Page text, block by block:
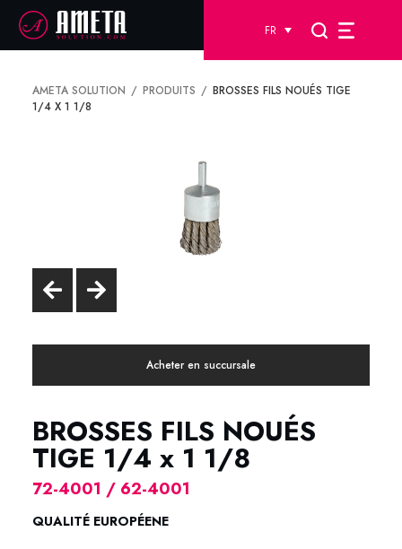
FR
AMETA SOLUTION PRODUITS
BROSSES FILS NOUÉS TIGE
1/4 X 1 1/8
Acheter en succursale
BROSSES FILS NOUÉS
TIGE 1/4 x 1 1/8
72-4001 / 62-4001
QUALITÉ EUROPÉENE